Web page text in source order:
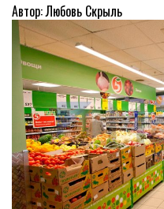
Автор: Любовь Скрыль